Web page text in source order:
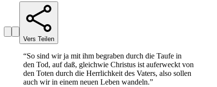
Vers Teilen
“So sind wir ja mit ihm begraben durch die Taufe in
den Tod, auf daß, gleichwie Christus ist auferweckt von
den Toten durch die Herrlichkeit des Vaters, also sollen
auch wir in einem neuen Leben wandeln.”